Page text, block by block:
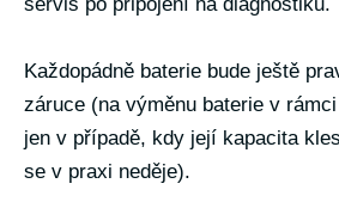
Každopádně baterie bude ještě
záruce (na výměnu baterie v
jen v případě, kdy její kapacita
se v praxi neděje).